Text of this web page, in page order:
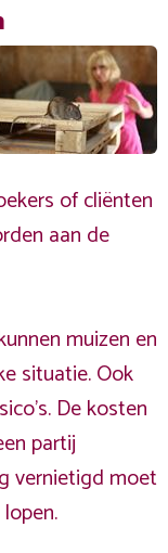
of cliënten
aan de
muizen en
situatie. Ook
De kosten
partij
vernietigd moet